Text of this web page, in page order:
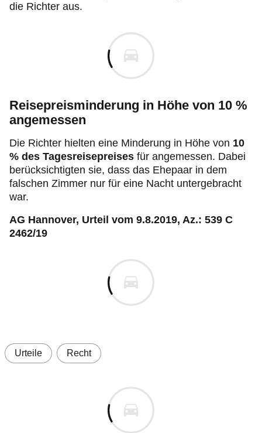
die Richter aus.
Reisepreisminderung in Höhe von 10 %
angemessen
Die Richter hielten eine Minderung in Höhe von 10
% des Tagesreisepreises für angemessen. Dabei
berücksichtigten sie, dass das Ehepaar in dem
falschen Zimmer nur für eine Nacht untergebracht
war.
AG Hannover, Urteil vom 9.8.2019, Az.: 539 C
2462/19
Urteile Recht